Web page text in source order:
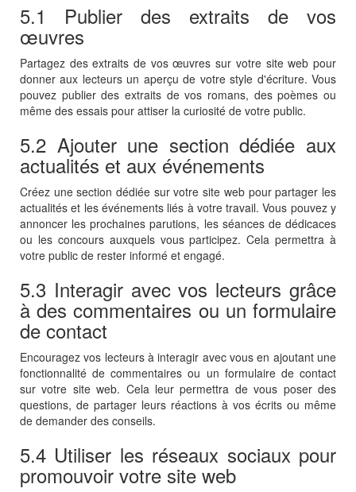
5.1 Publier des extraits de vos
œuvres
Partagez des extraits de vos œuvres sur votre site web pour
donner aux lecteurs un aperçu de votre style d'écriture. Vous
pouvez publier des extraits de vos romans, des poèmes ou
même des essais pour attiser la curiosité de votre public.
5.2 Ajouter une section dédiée aux
actualités et aux événements
Créez une section dédiée sur votre site web pour partager les
actualités et les événements liés à votre travail. Vous pouvez y
annoncer les prochaines parutions, les séances de dédicaces
ou les concours auxquels vous participez. Cela permettra à
votre public de rester informé et engagé.
5.3 Interagir avec vos lecteurs grâce
à des commentaires ou un formulaire
de contact
Encouragez vos lecteurs à interagir avec vous en ajoutant une
fonctionnalité de commentaires ou un formulaire de contact
sur votre site web. Cela leur permettra de vous poser des
questions, de partager leurs réactions à vos écrits ou même
de demander des conseils.
5.4 Utiliser les réseaux sociaux pour
promouvoir votre site web